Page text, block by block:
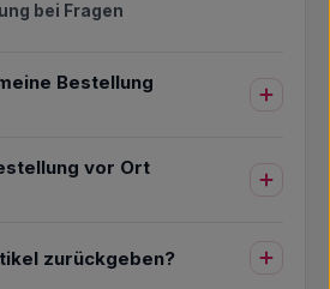
bei Fragen
Bestellung
vor Ort
zurückgeben?